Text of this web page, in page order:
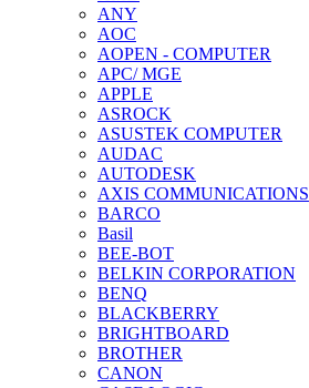
ANY
AOC
AOPEN - COMPUTER
APC/ MGE
APPLE
ASROCK
ASUSTEK COMPUTER
AUDAC
AUTODESK
AXIS COMMUNICATIONS
BARCO
Basil
BEE-BOT
BELKIN CORPORATION
BENQ
BLACKBERRY
BRIGHTBOARD
BROTHER
CANON